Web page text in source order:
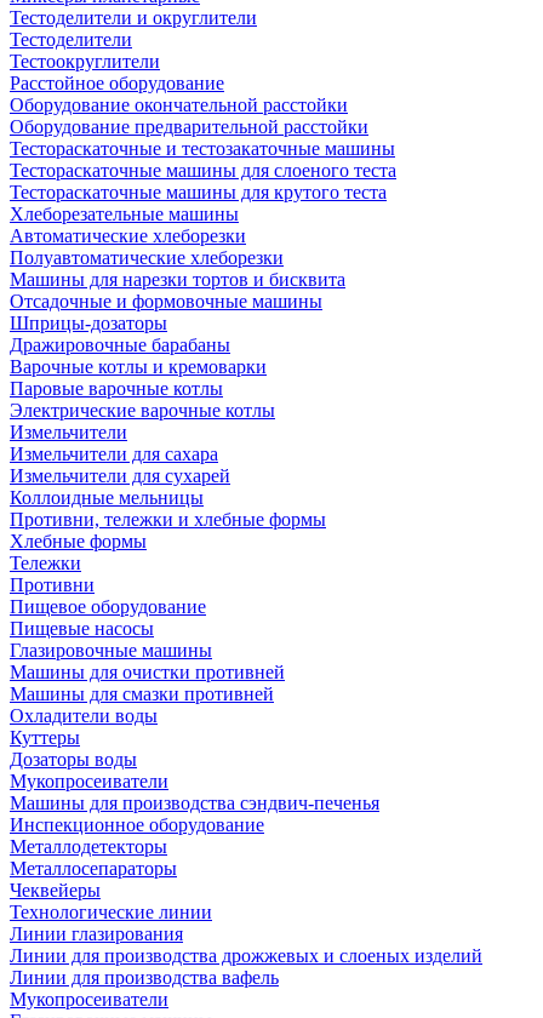
Тестоделители и округлители
Тестоделители
Тестоокруглители
Расстойное оборудование
Оборудование окончательной расстойки
Оборудование предварительной расстойки
Тестораскаточные и тестозакаточные машины
Тестораскаточные машины для слоеного теста
Тестораскаточные машины для крутого теста
Хлеборезательные машины
Автоматические хлеборезки
Полуавтоматические хлеборезки
Машины для нарезки тортов и бисквита
Отсадочные и формовочные машины
Шприцы-дозаторы
Дражировочные барабаны
Варочные котлы и кремоварки
Паровые варочные котлы
Электрические варочные котлы
Измельчители
Измельчители для сахара
Измельчители для сухарей
Коллоидные мельницы
Противни, тележки и хлебные формы
Хлебные формы
Тележки
Противни
Пищевое оборудование
Пищевые насосы
Глазировочные машины
Машины для очистки противней
Машины для смазки противней
Охладители воды
Куттеры
Дозаторы воды
Мукопросеиватели
Машины для производства сэндвич-печенья
Инспекционное оборудование
Металлодетекторы
Металлосепараторы
Чеквейеры
Технологические линии
Линии глазирования
Линии для производства дрожжевых и слоеных изделий
Линии для производства вафель
Мукопросеиватели